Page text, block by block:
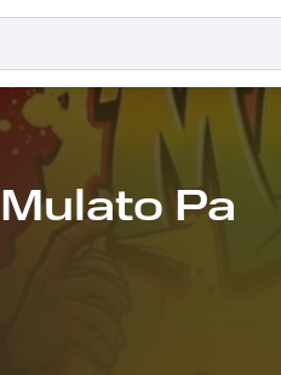
Mulato Pa